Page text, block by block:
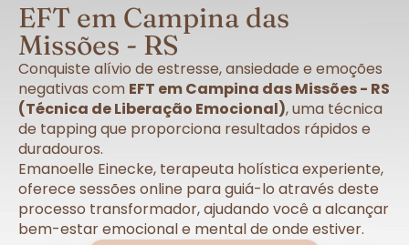
EFT em Campina das
Missões - RS
Conquiste alívio de estresse, ansiedade e emoções
negativas com EFT em Campina das Missões - RS
(Técnica de Liberação Emocional), uma técnica
de tapping que proporciona resultados rápidos e
duradouros.
Emanoelle Einecke, terapeuta holística experiente,
oferece sessões online para guiá-lo através deste
processo transformador, ajudando você a alcançar
bem-estar emocional e mental de onde estiver.